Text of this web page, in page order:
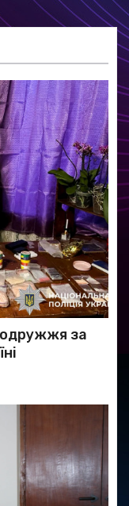
за